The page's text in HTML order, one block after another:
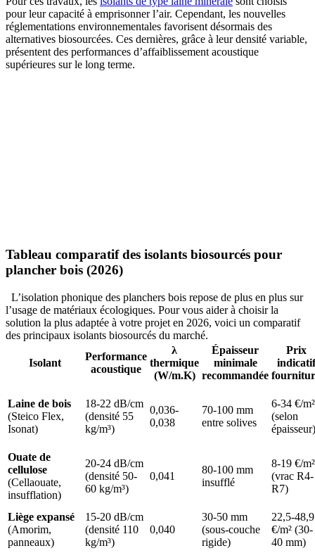
pour leur capacité à emprisonner l’air. Cependant, les nouvelles
réglementations environnementales favorisent désormais des
alternatives biosourcées. Ces dernières, grâce à leur densité variable,
présentent des performances d’affaiblissement acoustique
supérieures sur le long terme.
Tableau comparatif des isolants biosourcés pour
plancher bois (2026)
L’isolation phonique des planchers bois repose de plus en plus sur
l’usage de matériaux écologiques. Pour vous aider à choisir la
solution la plus adaptée à votre projet en 2026, voici un comparatif
des principaux isolants biosourcés du marché.
Isolant
Performance
acoustique
λ
thermique
(W/m.K)
Épaisseur
minimale
recommandée
Prix
indicatif
Laine de bois
(Steico Flex,
Isonat)
18-22 dB/cm
(densité 55
kg/m³)
0,036-
0,038
70-100 mm
entre solives
6-34 €/m²
(selon
épaisseur)
Ouate de
cellulose
(Cellaouate,
insufflation)
20-24 dB/cm
(densité 50-
60 kg/m³)
0,041
80-100 mm
insufflé
8-19 €/m²
(vrac R4-
R7)
Liège expansé
(Amorim,
panneaux)
15-20 dB/cm
(densité 110
kg/m³)
0,040
30-50 mm
(sous-couche
rigide)
22,5-48,9
€/m² (30-
40 mm)